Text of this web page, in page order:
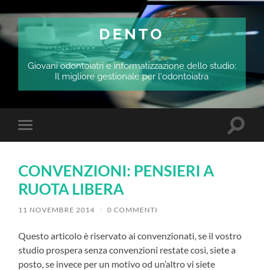
DENTO
Giovani odontoiatri e informatizzazione dello studio:
Il migliore gestionale per l'odontoiatra
Attiva/disattiva
il
dispositivi
mobili
CONVENZIONI: PENSIERI A
RUOTA LIBERA
11 NOVEMBRE 2014 / 0 COMMENTI
Questo articolo è riservato ai convenzionati, se il vostro
studio prospera senza convenzioni restate così, siete a
posto, se invece per un motivo od un’altro vi siete